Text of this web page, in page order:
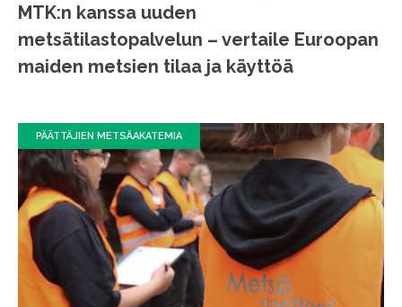
MTK:n kanssa uuden
metsätilastopalvelun – vertaile Euroopan
maiden metsien tilaa ja käyttöä
PÄÄTTÄJIEN METSÄAKATEMIA